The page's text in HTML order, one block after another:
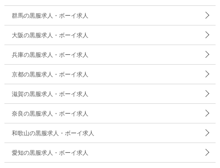
群馬の黒服求人・ボーイ求人
大阪の黒服求人・ボーイ求人
兵庫の黒服求人・ボーイ求人
京都の黒服求人・ボーイ求人
滋賀の黒服求人・ボーイ求人
奈良の黒服求人・ボーイ求人
和歌山の黒服求人・ボーイ求人
愛知の黒服求人・ボーイ求人